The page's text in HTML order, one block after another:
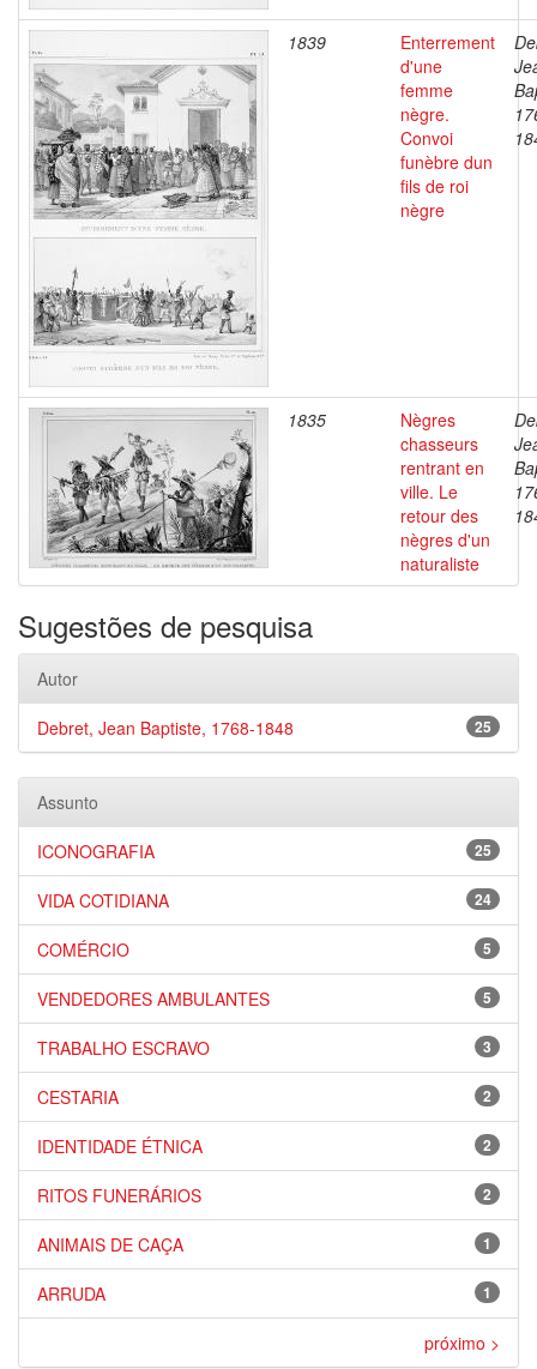
1839
Enterrement
d'une
femme
nègre.
Convoi
funèbre dun
fils de roi
nègre
1835
Nègres
chasseurs
rentrant en
ville. Le
retour des
nègres d'un
naturaliste
Sugestões de pesquisa
Autor
25
Debret, Jean Baptiste, 1768-1848
Assunto
25
ICONOGRAFIA
24
VIDA COTIDIANA
5
COMÉRCIO
5
VENDEDORES AMBULANTES
3
TRABALHO ESCRAVO
2
CESTARIA
2
IDENTIDADE ÉTNICA
2
RITOS FUNERÁRIOS
1
ANIMAIS DE CAÇA
1
ARRUDA
próximo >